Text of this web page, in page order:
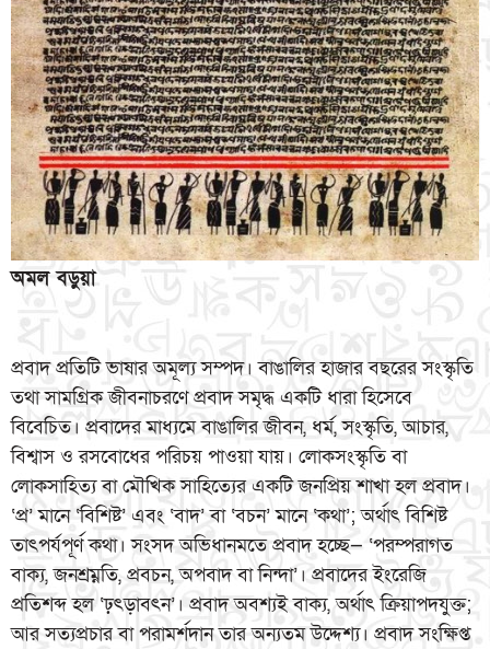
অমল বড়ুয়া
প্রবাদ প্রতিটি ভাষার অমূল্য সম্পদ। বাঙালির হাজার বছরের সংস্কৃতি
তথা সামগ্রিক জীবনাচরণে প্রবাদ সমৃদ্ধ একটি ধারা হিসেবে
বিবেচিত। প্রবাদের মাধ্যমে বাঙালির জীবন, ধর্ম, সংস্কৃতি, আচার,
বিশ্বাস ও রসবোধের পরিচয় পাওয়া যায়। লোকসংস্কৃতি বা
লোকসাহিত্য বা মৌখিক সাহিত্যের একটি জনপ্রিয় শাখা হল প্রবাদ।
‘প্র’ মানে ‘বিশিষ্ট’ এবং ‘বাদ’ বা ‘বচন’ মানে ‘কথা’; অর্থাৎ বিশিষ্ট
তাৎপর্যপূর্ণ কথা। সংসদ অভিধানমতে প্রবাদ হচ্ছে— ‘পরম্পরাগত
বাক্য, জনশ্রম্নতি, প্রবচন, অপবাদ বা নিন্দা’। প্রবাদের ইংরেজি
প্রতিশব্দ হল ‘ঢ়ৎড়াবৎন’। প্রবাদ অবশ্যই বাক্য, অর্থাৎ ক্রিয়াপদযুক্ত;
আর সত্যপ্রচার বা পরামর্শদান তার অন্যতম উদ্দেশ্য। প্রবাদ সংক্ষিপ্ত